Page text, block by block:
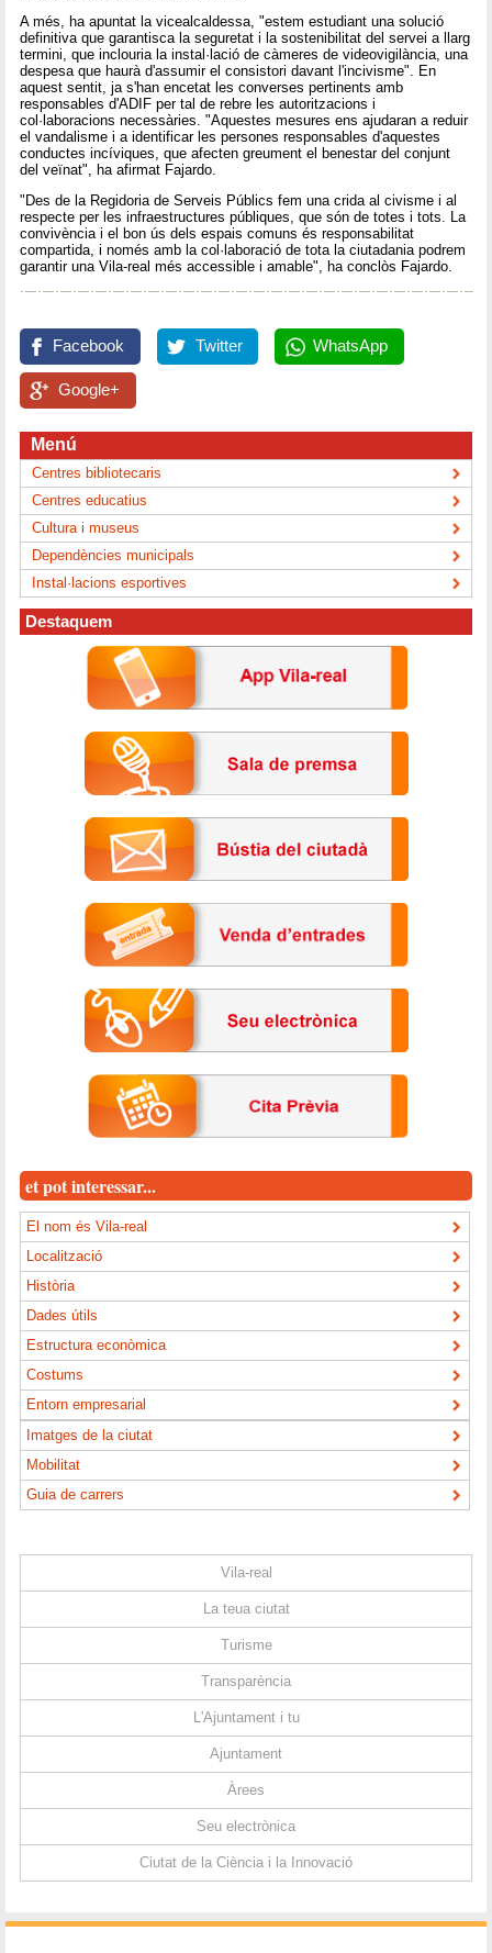
A més, ha apuntat la vicealcaldessa, "estem estudiant una solució
definitiva que garantisca la seguretat i la sostenibilitat del servei a llarg
termini, que inclouria la instal·lació de càmeres de videovigilància, una
despesa que haurà d'assumir el consistori davant l'incivisme". En
aquest sentit, ja s'han encetat les converses pertinents amb
responsables d'ADIF per tal de rebre les autoritzacions i
col·laboracions necessàries. "Aquestes mesures ens ajudaran a reduir
el vandalisme i a identificar les persones responsables d'aquestes
conductes incíviques, que afecten greument el benestar del conjunt
del veïnat", ha afirmat Fajardo.
"Des de la Regidoria de Serveis Públics fem una crida al civisme i al
respecte per les infraestructures públiques, que són de totes i tots. La
convivència i el bon ús dels espais comuns és responsabilitat
compartida, i només amb la col·laboració de tota la ciutadania podrem
garantir una Vila-real més accessible i amable", ha conclòs Fajardo.
Facebook Twitter WhatsApp
Google+
Menú
Centres bibliotecaris
Centres educatius
Cultura i museus
Dependències municipals
Instal·lacions esportives
Destaquem
et pot interessar...
El nom és Vila-real
Localització
Història
Dades útils
Estructura econòmica
Costums
Entorn empresarial
Imatges de la ciutat
Mobilitat
Guia de carrers
Vila-real
La teua ciutat
Turisme
Transparència
L'Ajuntament i tu
Ajuntament
Àrees
Seu electrònica
Ciutat de la Ciència i la Innovació